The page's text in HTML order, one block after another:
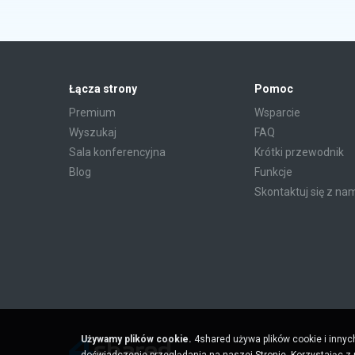
Łącza strony
Premium
Wyszukaj
Sala konferencyjna
Blog
Pomoc
Wsparcie
FAQ
Krótki przewodnik
Funkcje
Skontaktuj się z
Używamy plików cookie. 4shared używa plików cookie i